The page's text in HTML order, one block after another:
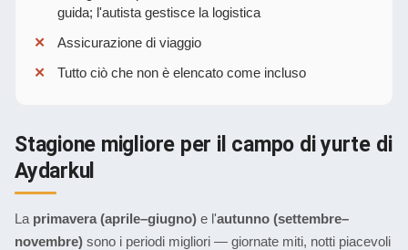
guida; l'autista gestisce la logistica
Assicurazione di viaggio
Tutto ciò che non è elencato come incluso
Stagione migliore per il campo di yurte di
Aydarkul
La primavera (aprile–giugno) e l'autunno (settembre–
novembre) sono i periodi migliori — giornate miti, notti piacevoli